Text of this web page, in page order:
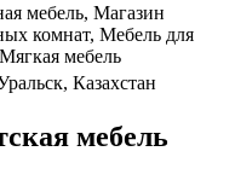
мебель, Магазин
комнат, Мебель для
мебель
Казахстан
мебель